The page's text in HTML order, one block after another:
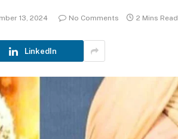
13, 2024 No Comments 2 Mins Read
LinkedIn